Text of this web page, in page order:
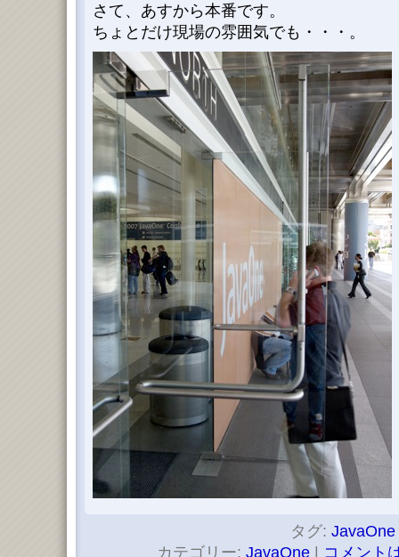
さて、あすから本番です。
ちょとだけ現場の雰囲気でも・・・。
タグ: JavaOne
カテゴリー: JavaOne コメント